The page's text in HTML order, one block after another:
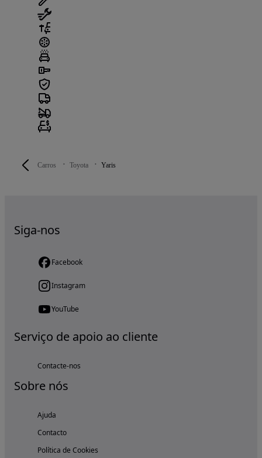
Carros Toyota Yaris
Siga-nos
Facebook
Instagram
YouTube
Serviço de apoio ao cliente
Contacte-nos
Sobre nós
Ajuda
Contacto
Política de Cookies